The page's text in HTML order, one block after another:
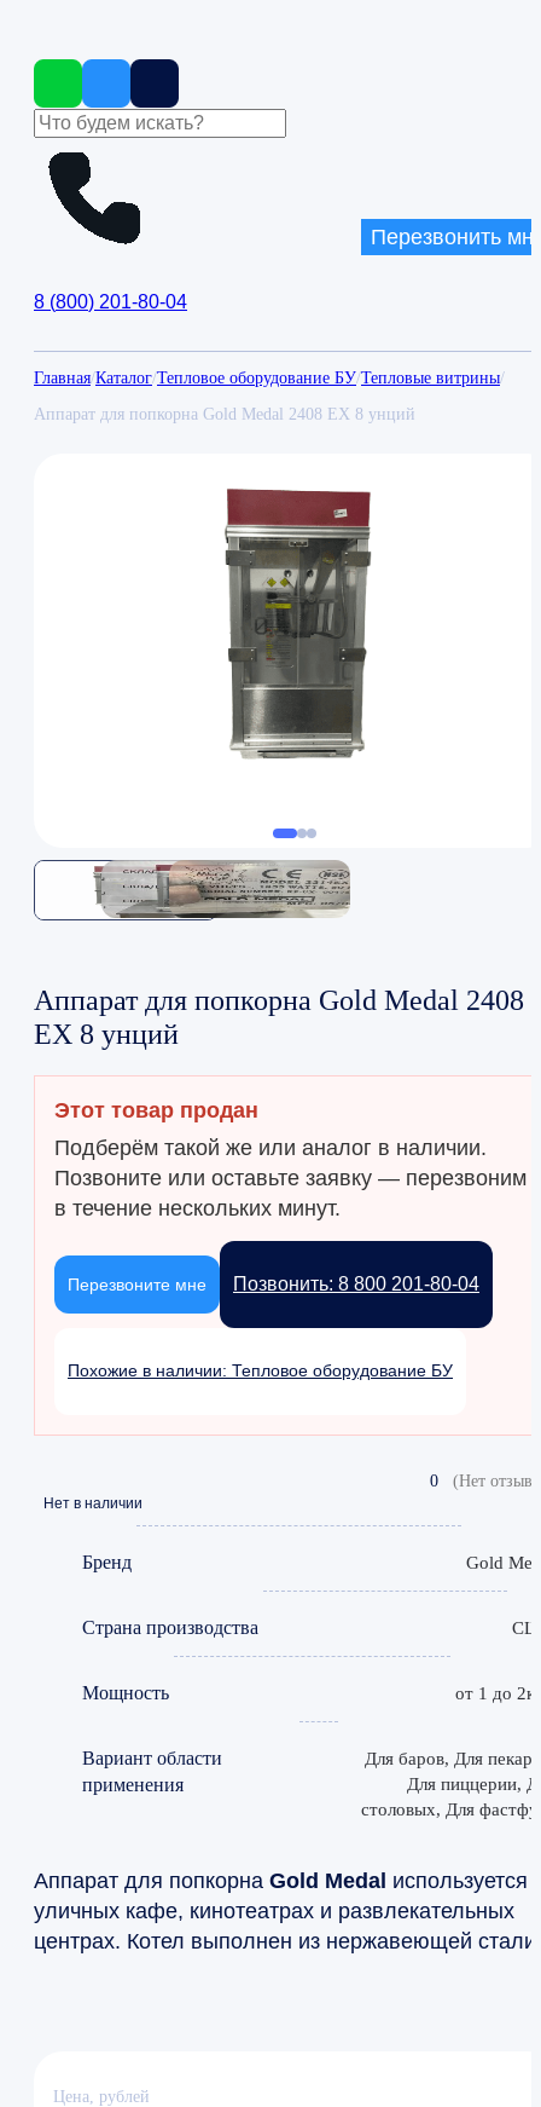
8 (800) 201-80-04
Перезвонить
Главная/Каталог/Тепловое оборудование БУ/Тепловые витрины/
Аппарат для попкорна Gold Medal 2408 EX 8 унций
Аппарат для попкорна Gold Medal 2408
EX 8 унций
Этот товар продан
Подберём такой же или аналог в наличии.
Позвоните или оставьте заявку — перезвоним
в течение нескольких минут.
Позвонить: 8 800 201-80-04
Перезвоните мне
Похожие в наличии: Тепловое оборудование БУ
0 (Нет
Нет в наличии
Бренд Gold
Страна производства
Мощность от 1 до
Вариант области
применения
Для баров, Для
Для пиццерии,
столовых, Для
Аппарат для попкорна Gold Medal используется
уличных кафе, кинотеатрах и развлекательных
центрах. Котел выполнен из нержавеющей стали.
Цена, рублей